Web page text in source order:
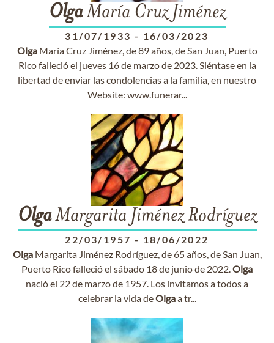
OlgaMaría Cruz Jiménez
31/07/1933 - 16/03/2023
OlgaMaría Cruz Jiménez, de 89 años, de San Juan, Puerto
Rico falleció el jueves 16 de marzo de 2023. Siéntase en la
libertad de enviar las condolencias a la familia, en nuestro
Website: www.funerar...
OlgaMargarita Jiménez Rodríguez
22/03/1957 - 18/06/2022
OlgaMargarita Jiménez Rodríguez, de 65 años, de San Juan,
Puerto Rico falleció el sábado 18 de junio de 2022.Olga
nació el 22 de marzo de 1957. Los invitamos a todos a
celebrar la vida deOlgaa tr...